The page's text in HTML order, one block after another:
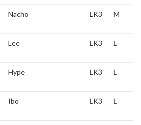
Nacho LK3 M
Lee LK3 L
Hype LK3 L
Ibo LK3 L